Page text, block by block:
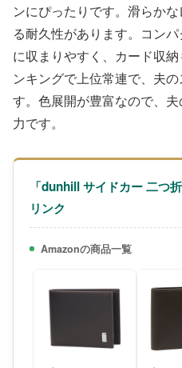
ンにぴったりです。滑らか
る耐久性があります。コン
に収まりやすく、カード収
ンキングで上位常連で、夫
す。色展開が豊富なので、
力です。
「dunhill サイドカー 二つ
リンク
Amazonの商品一覧